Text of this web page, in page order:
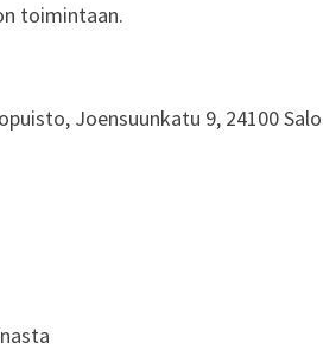
toimintaan.
Joensuunkatu 9, 24100